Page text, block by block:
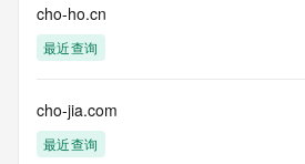
cho-ho.cn
最近查询
cho-jia.com
最近查询